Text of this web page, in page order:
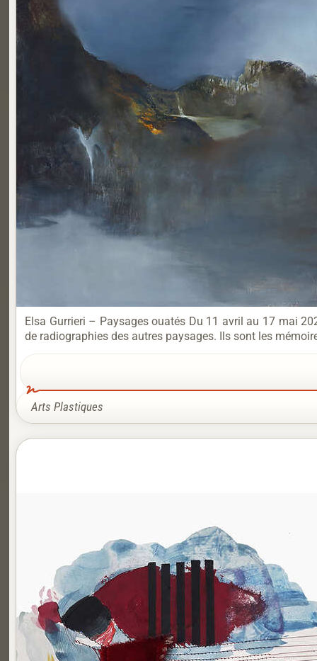
Elsa Gurrieri – Paysages ouatés Du 11 avril au 17 mai
de radiographies des autres paysages. Ils sont les
Arts Plastiques